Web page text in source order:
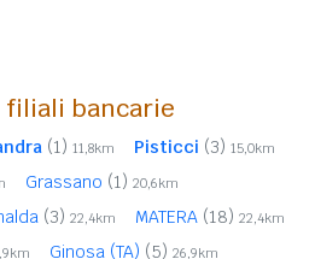
filiali bancarie
(1) 11,8km Pisticci (3) 15,0km
Grassano (1) 20,6km
(3) 22,4km MATERA (18) 22,4km
Ginosa (TA) (5) 26,9km